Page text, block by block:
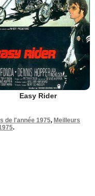
Easy Rider
de l'année 1975, Meilleurs
.